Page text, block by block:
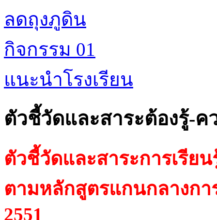
ลดถุงภูดิน
กิจกรรม 01
แนะนำโรงเรียน
ตัวชี้วัดและสาระต้องรู้-ค
ตัวชี้วัดและสาระการเรีย
ตามหลักสูตรแกนกลางก
2551